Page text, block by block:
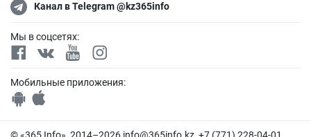
Канал в Telegram @kz365info
Мы в соцсетях:
Мобильные приложения: